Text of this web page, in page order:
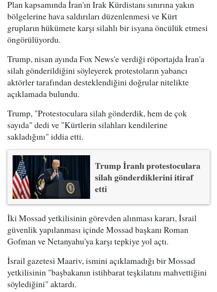
Plan kapsamında İran'ın Irak Kürdistanı sınırına yakın
bölgelerine hava saldırıları düzenlenmesi ve Kürt
grupların hükümete karşı silahlı bir isyana öncülük etmesi
öngörülüyordu.
Trump, nisan ayında Fox News'e verdiği röportajda İran'a
silah gönderildiğini söyleyerek protestoların yabancı
aktörler tarafından desteklendiğini doğrular nitelikte
açıklamada bulundu.
Trump, "Protestoculara silah gönderdik, hem de çok
sayıda" dedi ve "Kürtlerin silahları kendilerine
sakladığını" iddia etti.
Trump İranlı protestoculara
silah gönderdiklerini itiraf
etti
İki Mossad yetkilisinin görevden alınması kararı, İsrail
güvenlik yapılanması içinde Mossad başkanı Roman
Gofman ve Netanyahu'ya karşı tepkiye yol açtı.
İsrail gazetesi Maariv, ismini açıklamadığı bir Mossad
yetkilisinin "başbakanın istihbarat teşkilatını mahvettiğini
söylediğini" aktardı.